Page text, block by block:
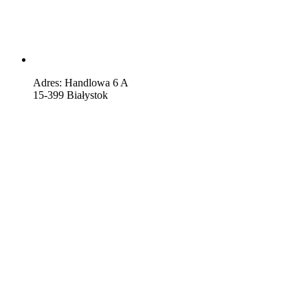
Adres: Handlowa 6 A
15-399 Białystok